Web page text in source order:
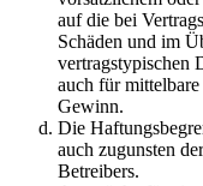
auf die bei
Schäden und im
vertragstypischen
auch für mittelbare
Gewinn.
Die
auch zugunsten
Betreibers.